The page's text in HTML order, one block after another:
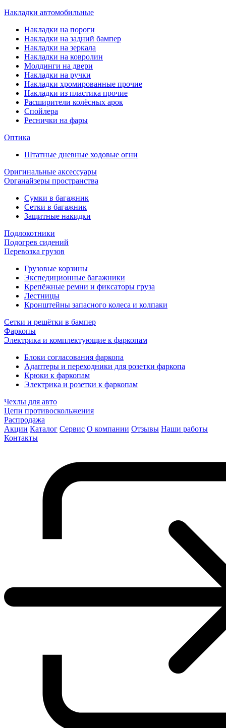
Накладки автомобильные
Накладки на пороги
Накладки на задний бампер
Накладки на зеркала
Накладки на ковролин
Молдинги на двери
Накладки на ручки
Накладки хромированные прочие
Накладки из пластика прочие
Расширители колёсных арок
Спойлера
Реснички на фары
Оптика
Штатные дневные ходовые огни
Оригинальные аксессуары
Органайзеры пространства
Сумки в багажник
Сетки в багажник
Защитные накидки
Подлокотники
Подогрев сидений
Перевозка грузов
Грузовые корзины
Экспедиционные багажники
Крепёжные ремни и фиксаторы груза
Лестницы
Кронштейны запасного колеса и колпаки
Сетки и решётки в бампер
Фаркопы
Электрика и комплектующие к фаркопам
Блоки согласования фаркопа
Адаптеры и переходники для розетки фаркопа
Крюки к фаркопам
Электрика и розетки к фаркопам
Чехлы для авто
Цепи противоскольжения
Распродажа
Акции Каталог Сервис О компании Отзывы Наши работы
Контакты